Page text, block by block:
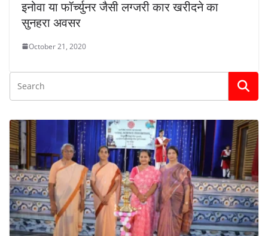
इनोवा या फॉर्च्युनर जैसी लग्‍जरी कार खरीदने का
सुनहरा अवसर
October 21, 2020